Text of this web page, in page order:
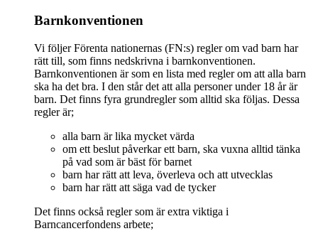
Barnkonventionen
Vi följer Förenta nationernas (FN:s) regler om vad barn har
rätt till, som finns nedskrivna i barnkonventionen.
Barnkonventionen är som en lista med regler om att alla barn
ska ha det bra. I den står det att alla personer under 18 år är
barn. Det finns fyra grundregler som alltid ska följas. Dessa
regler är;
alla barn är lika mycket värda
om ett beslut påverkar ett barn, ska vuxna alltid tänka
på vad som är bäst för barnet
barn har rätt att leva, överleva och att utvecklas
barn har rätt att säga vad de tycker
Det finns också regler som är extra viktiga i
Barncancerfondens arbete;